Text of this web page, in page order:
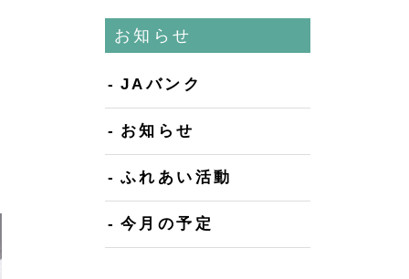
お知らせ
JAバンク
お知らせ
ふれあい活動
今月の予定